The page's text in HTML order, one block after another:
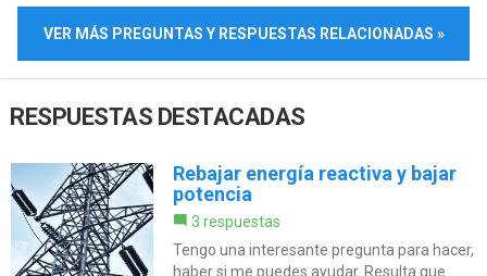
VER MÁS PREGUNTAS Y RESPUESTAS RELACIONADAS »
RESPUESTAS DESTACADAS
Rebajar energía reactiva y bajar
potencia
3 respuestas
Tengo una interesante pregunta para hacer,
haber si me puedes ayudar. Resulta que